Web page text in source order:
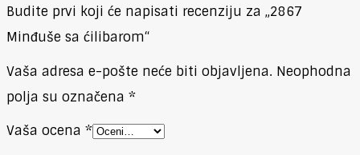
Budite prvi koji će napisati recenziju za „2867
Minđuše sa ćilibarom“
Vaša adresa e-pošte neće biti objavljena. Neophodna
polja su označena *
Vaša ocena *